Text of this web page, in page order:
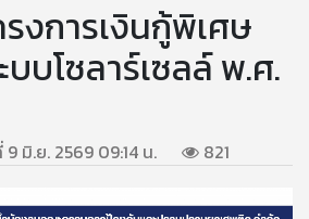
รงการเงินกู้พิเศษ
บโซลาร์เซลล์ พ.ศ.
9 มิ.ย. 2569 09:14 น. 821